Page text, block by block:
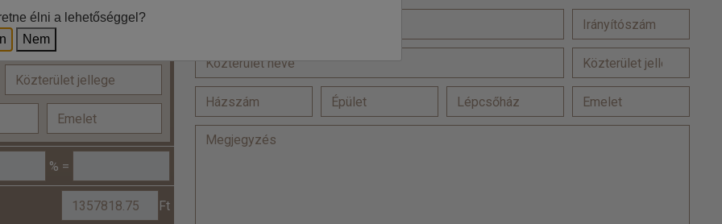
% =
Ft
élni a lehetőséggel?
Nem